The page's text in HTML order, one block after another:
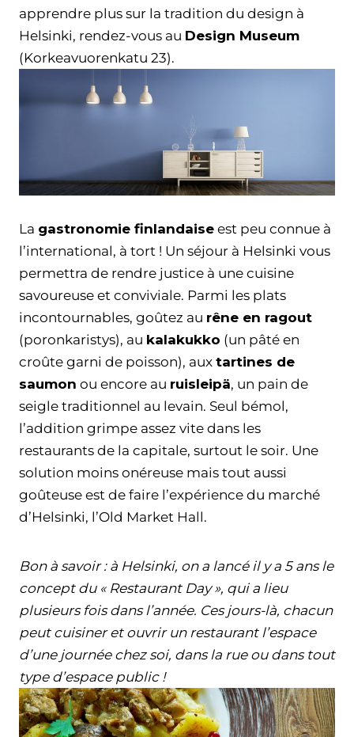
apprendre plus sur la tradition du design à
Helsinki, rendez-vous au Design Museum
(Korkeavuorenkatu 23).
La gastronomie finlandaise est peu connue à
l’international, à tort ! Un séjour à Helsinki vous
permettra de rendre justice à une cuisine
savoureuse et conviviale. Parmi les plats
incontournables, goûtez au rêne en ragout
(poronkaristys), au kalakukko (un pâté en
croûte garni de poisson), aux tartines de
saumon ou encore au ruisleipä, un pain de
seigle traditionnel au levain. Seul bémol,
l’addition grimpe assez vite dans les
restaurants de la capitale, surtout le soir. Une
solution moins onéreuse mais tout aussi
goûteuse est de faire l’expérience du marché
d’Helsinki, l’Old Market Hall.
Bon à savoir : à Helsinki, on a lancé il y a 5 ans le
concept du « Restaurant Day », qui a lieu
plusieurs fois dans l’année. Ces jours-là, chacun
peut cuisiner et ouvrir un restaurant l’espace
d’une journée chez soi, dans la rue ou dans tout
type d’espace public !